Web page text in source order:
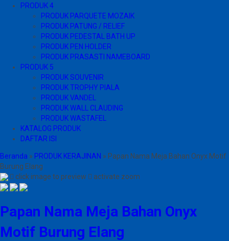
PRODUK 4
PRODUK PARQUETE MOZAIK
PRODUK PATUNG / RELIEF
PRODUK PEDESTAL BATH UP
PRODUK PEN HOLDER
PRODUK PRASASTI NAMEBOARD
PRODUK 5
PRODUK SOUVENIR
PRODUK TROPHY PIALA
PRODUK VANDEL
PRODUK WALL CLAUDING
PRODUK WASTAFEL
KATALOG PRODUK
DAFTAR ISI
Beranda » PRODUK KERAJINAN » Papan Nama Meja Bahan Onyx Motif
Burung Elang
click image to preview
activate zoom
Papan Nama Meja Bahan Onyx
Motif Burung Elang